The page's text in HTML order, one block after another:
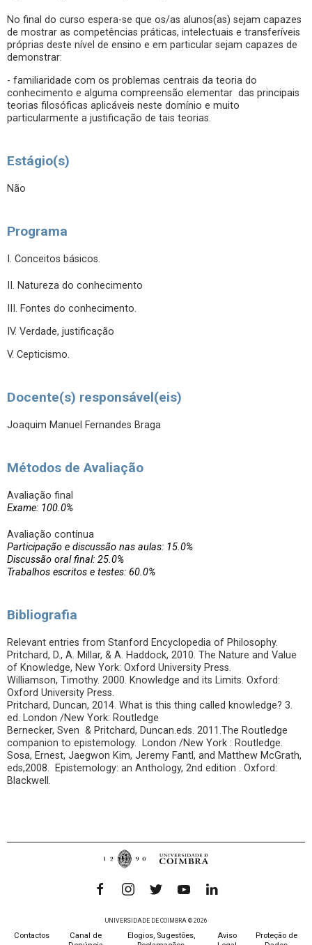
No final do curso espera-se que os/as alunos(as) sejam capazes
de mostrar as competências práticas, intelectuais e transferíveis
próprias deste nível de ensino e em particular sejam capazes de
demonstrar:
- familiaridade com os problemas centrais da teoria do
conhecimento e alguma compreensão elementar das principais
teorias filosóficas aplicáveis neste domínio e muito
particularmente a justificação de tais teorias.
Estágio(s)
Não
Programa
I. Conceitos básicos.
II. Natureza do conhecimento
III. Fontes do conhecimento.
IV. Verdade, justificação
V. Cepticismo.
Docente(s) responsável(eis)
Joaquim Manuel Fernandes Braga
Métodos de Avaliação
Avaliação final
Exame: 100.0%
Avaliação contínua
Participação e discussão nas aulas: 15.0%
Discussão oral final: 25.0%
Trabalhos escritos e testes: 60.0%
Bibliografia
Relevant entries from Stanford Encyclopedia of Philosophy.
Pritchard, D., A. Millar, & A. Haddock, 2010. The Nature and Value
of Knowledge, New York: Oxford University Press.
Williamson, Timothy. 2000. Knowledge and its Limits. Oxford:
Oxford University Press.
Pritchard, Duncan, 2014. What is this thing called knowledge? 3.
ed. London /New York: Routledge
Bernecker, Sven & Pritchard, Duncan.eds. 2011.The Routledge
companion to epistemology. London /New York : Routledge.
Sosa, Ernest, Jaegwon Kim, Jeremy Fantl, and Matthew McGrath,
eds,2008. Epistemology: an Anthology, 2nd edition . Oxford:
Blackwell.
UNIVERSIDADE DE COIMBRA © 2026
Contactos
Canal de
Elogios, Sugestões,
Aviso
Proteção de